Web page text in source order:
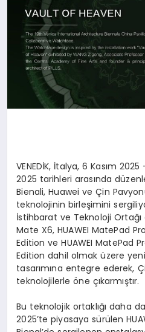
VENEDİK, İtalya, 6 Kasım
2025 tarihleri arasında
Bienali, Huawei ve Çin
teknolojinin birleşimini
İstihbarat ve Teknoloji Ortağı
Mate X6, HUAWEI MatePad
Edition ve HUAWEI MatePad
Edition dahil olmak üzere
tasarımına entegre ederek,
teknolojilerle öne çıkarmıştır.
Bu teknolojik ortaklığı daha
2025’te piyasaya sürülen